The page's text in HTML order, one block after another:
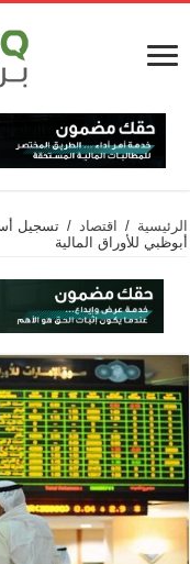
الرئيسية / اقتصاد / تسجيل
أبوظبي للأوراق المالية